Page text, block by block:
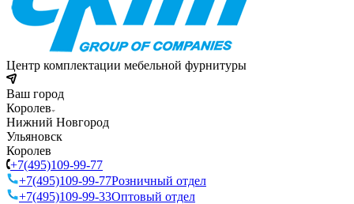
Центр комплектации мебельной фурнитуры
Ваш город
Королев
Нижний Новгород
Ульяновск
Королев
+7(495)109-99-77
+7(495)109-99-77Розничный отдел
+7(495)109-99-33Оптовый отдел